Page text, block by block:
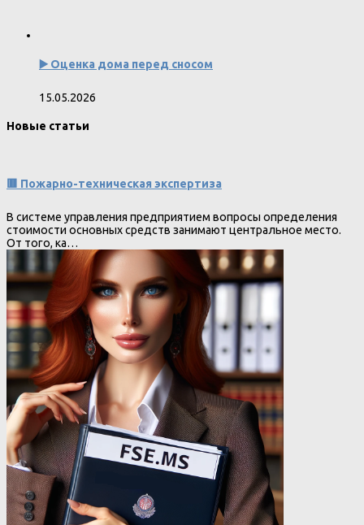
▶️ Оценка дома перед сносом
15.05.2026
Новые статьи
🟥 Пожарно-техническая экспертиза
В системе управления предприятием вопросы определения
стоимости основных средств занимают центральное место.
От того, ка…